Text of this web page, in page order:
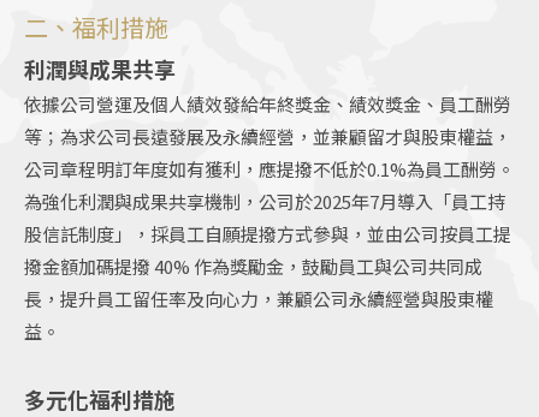
二、福利措施
利潤與成果共享
依據公司營運及個人績效發給年終獎金、績效獎金、員工酬勞
等；為求公司長遠發展及永續經營，並兼顧留才與股東權益，
公司章程明訂年度如有獲利，應提撥不低於0.1%為員工酬勞。
為強化利潤與成果共享機制，公司於2025年7月導入「員工持
股信託制度」，採員工自願提撥方式參與，並由公司按員工提
撥金額加碼提撥 40% 作為獎勵金，鼓勵員工與公司共同成
長，提升員工留任率及向心力，兼顧公司永續經營與股東權
益。
多元化福利措施